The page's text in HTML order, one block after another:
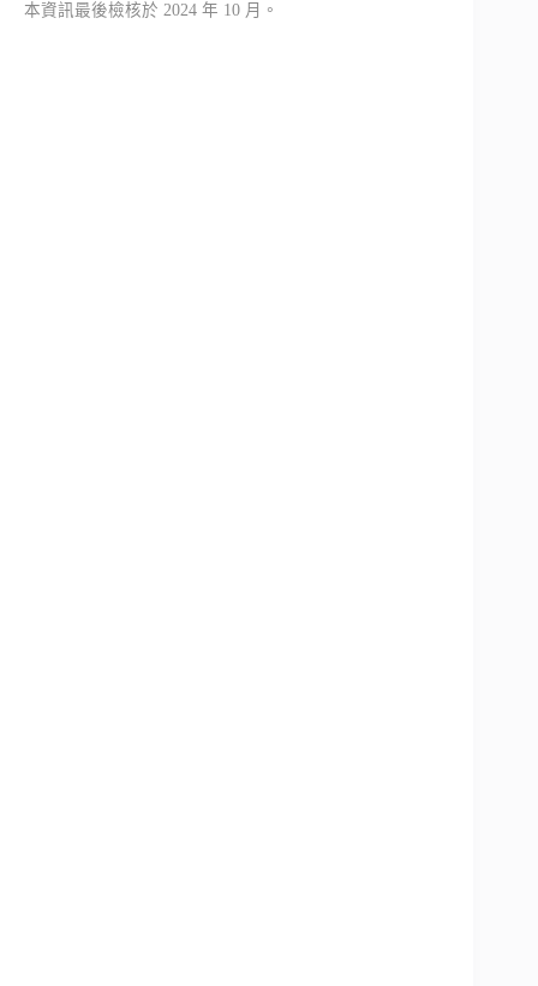
本資訊最後檢核於 2024 年 10 月。